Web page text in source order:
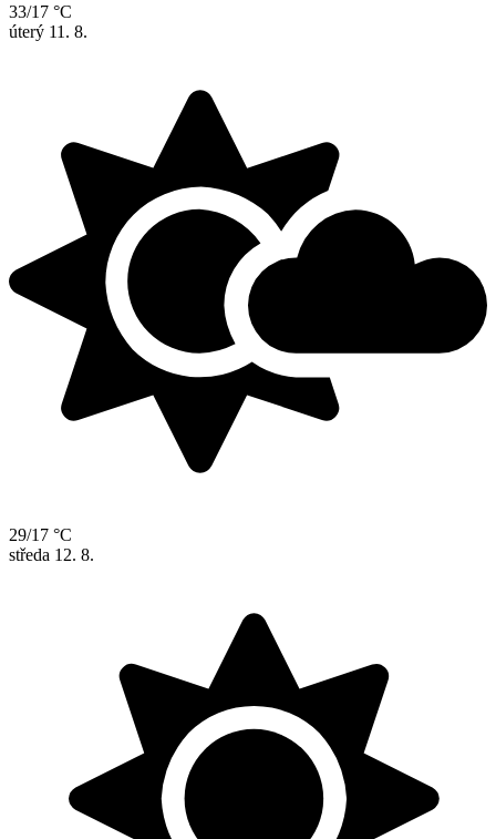
33/17 °C
úterý 11. 8.
29/17 °C
středa 12. 8.